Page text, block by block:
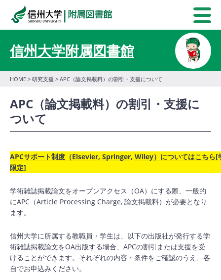
信州大学附属図書館
HOME > 研究支援 > APC（論文掲載料）の割引・支援について
APC（論文掲載料）の割引・支援に
ついて
APCサポート制度（Elsevier, Springer, Wiley）についてはこちら[
限定]
学術雑誌掲載論文をオープンアクセス（OA）にする際、一般的
にAPC（Article Processing Charge, 論文掲載料）が必要となり
ます。
信州大学に所属する教職員・学生は、以下の出版社が発行する学
術雑誌掲載論文をOA出版する場合、APCの割引または支援を受
けることができます。それぞれの内容・条件をご確認のうえ、各
自でお申込みください。